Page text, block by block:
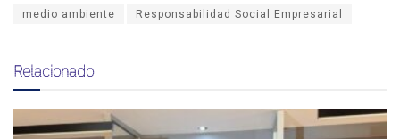
medio ambiente Responsabilidad Social Empresarial
Relacionado